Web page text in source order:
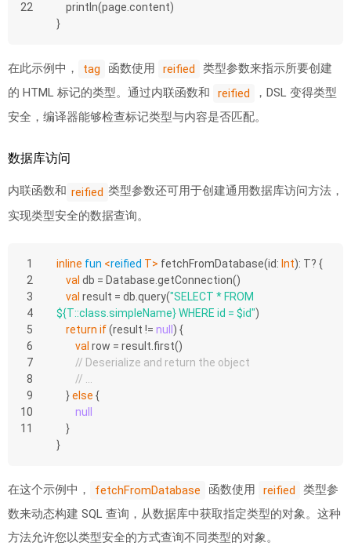
22
    println(page.content)
}
在此示例中， tag 函数使用 reified
类型参数来指示所要创建
的 HTML 标记的类型。通过内联函数和
reified
，DSL 变得类型
安全，编译器能够检查标记类型与内容是否匹配。
数据库访问
内联函数和 reified 类型参数还可用于创建通用数据库访问方法，
实现类型安全的数据查询。
1
2
3
4
5
6
7
8
9
10
11
inline fun <reified T> fetchFromDatabase(id: Int): T? {
val db = Database.getConnection()
val result = db.query(
${T::class.simpleName} WHERE id = $id")
return if (result != null) {
val row = result.first()
// Deserialize and return the object
// ...
    }
else {
null
    }
}
在这个示例中， fetchFromDatabase 函数使用 reified
类型参
数来动态构建 SQL 查询，从数据库中获取指定类型的对象。这种
方法允许您以类型安全的方式查询不同类型的对象。